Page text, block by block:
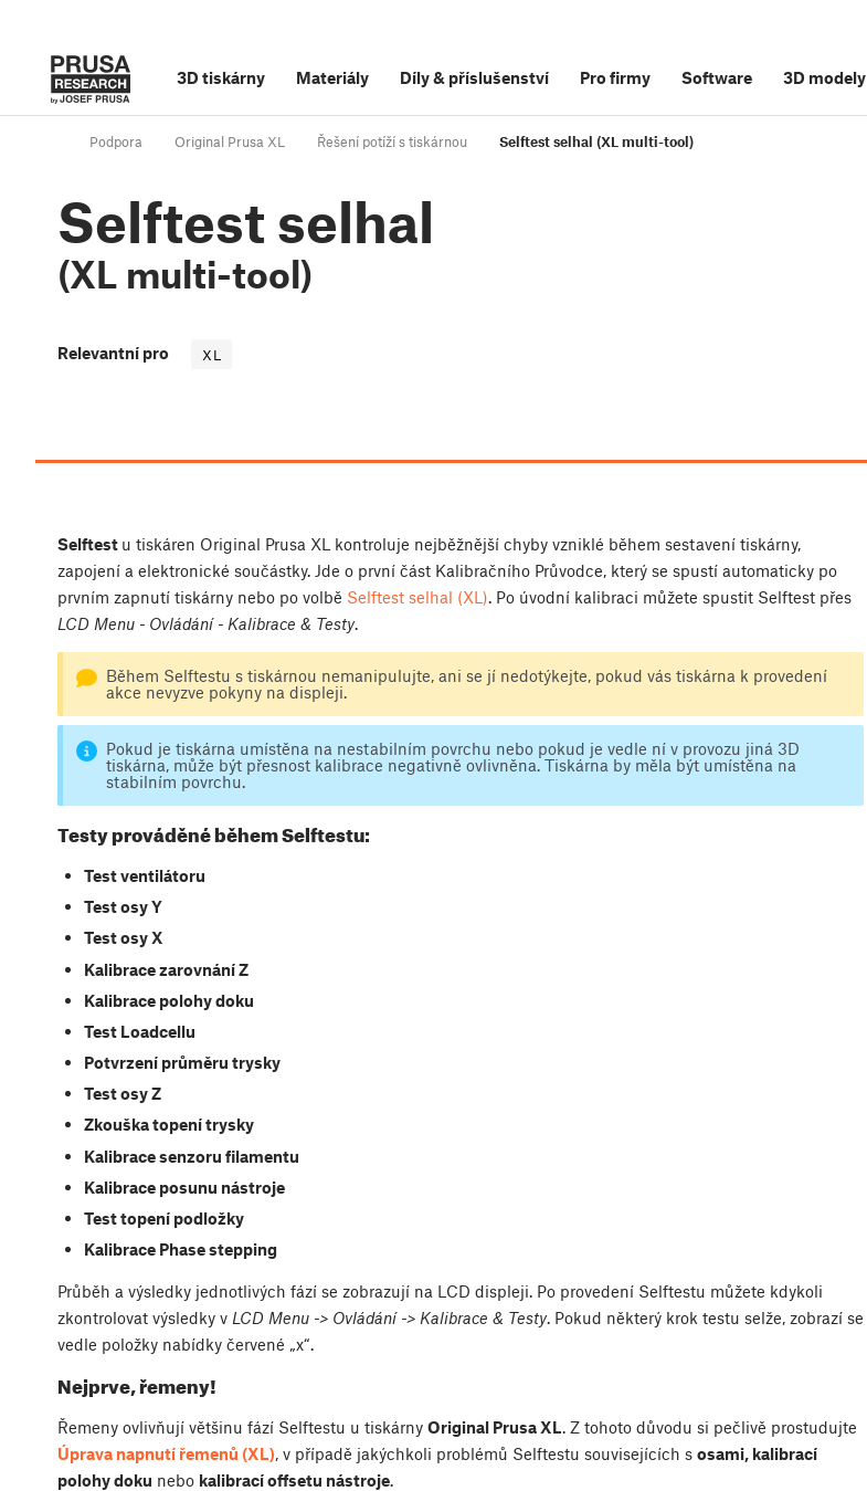
3D tiskárny Materiály Díly& příslušenství Pro firmy Software 3D modely
Podpora Original Prusa XL Řešení potíží s tiskárnou Selftest selhal (XL multi-tool)
Selftest selhal
(XL multi-tool)
Relevantní pro XL
Selftest u tiskáren Original Prusa XL kontroluje nejběžnější chyby vzniklé během sestavení tiskárny,
zapojení a elektronické součástky. Jde o první část Kalibračního Průvodce, který se spustí automaticky po
prvním zapnutí tiskárny nebo po volbě Selftest selhal (XL). Po úvodní kalibraci můžete spustit Selftest přes
LCD Menu - Ovládání - Kalibrace & Testy.
Během Selftestu s tiskárnou nemanipulujte, ani se jí nedotýkejte, pokud vás tiskárna k provedení
akce nevyzve pokyny na displeji.
Pokud je tiskárna umístěna na nestabilním povrchu nebo pokud je vedle ní v provozu jiná 3D
tiskárna, může být přesnost kalibrace negativně ovlivněna. Tiskárna by měla být umístěna na
stabilním povrchu.
Testy prováděné během Selftestu:
Test ventilátoru
Test osy Y
Test osy X
Kalibrace zarovnání Z
Kalibrace polohy doku
Test Loadcellu
Potvrzení průměru trysky
Test osy Z
Zkouška topení trysky
Kalibrace senzoru filamentu
Kalibrace posunu nástroje
Test topení podložky
Kalibrace Phase stepping
Průběh a výsledky jednotlivých fází se zobrazují na LCD displeji. Po provedení Selftestu můžete kdykoli
zkontrolovat výsledky v LCD Menu -> Ovládání -> Kalibrace & Testy. Pokud některý krok testu selže, zobrazí se
vedle položky nabídky červené „x“.
Nejprve, řemeny!
Řemeny ovlivňují většinu fází Selftestu u tiskárny Original Prusa XL. Z tohoto důvodu si pečlivě prostudujte
Úprava napnutí řemenů (XL), v případě jakýchkoli problémů Selftestu souvisejících s osami, kalibrací
polohy doku nebo kalibrací offsetu nástroje.